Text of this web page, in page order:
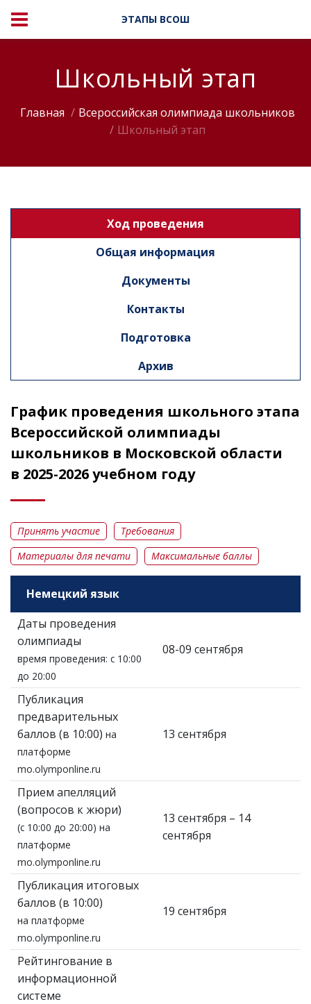
ЭТАПЫ ВСОШ
Школьный этап
Главная
Всероссийская олимпиада школьников
Школьный этап
Ход проведения
Общая информация
Документы
Контакты
Подготовка
Архив
График проведения школьного этапа
Всероссийской олимпиады
школьников в Московской области
в 2025-2026 учебном году
Принять участие
Требования
Материалы для печати
Максимальные баллы
Немецкий язык
Даты проведения
олимпиады
время проведения: с 10:00
до 20:00
08-09 сентября
Публикация
предварительных
баллов (в 10:00) на
платформе
mo.olymponline.ru
13 сентября
Прием апелляций
(вопросов к жюри)
(с 10:00 до 20:00) на
платформе
mo.olymponline.ru
13 сентября – 14
сентября
Публикация итоговых
баллов (в 10:00)
на платформе
mo.olymponline.ru
19 сентября
Рейтингование в
информационной
системе